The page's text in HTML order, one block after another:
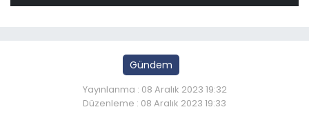
Gündem
Yayınlanma : 08 Aralık 2023 19:32
Düzenleme : 08 Aralık 2023 19:33